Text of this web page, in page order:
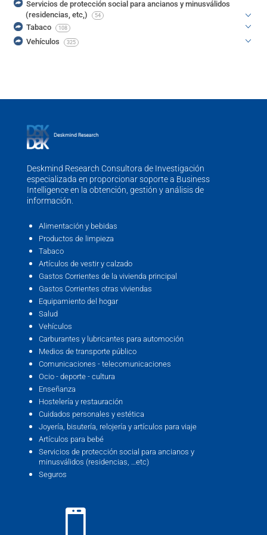
Servicios de protección social para ancianos y minusválidos
(residencias, etc,)
54
Tabaco 108
Vehículos 325
Deskmind Research Consultora de Investigación
especializada en proporcionar soporte a Business
Intelligence en la obtención, gestión y análisis de
información.
Alimentación y bebidas
Productos de limpieza
Tabaco
Artículos de vestir y calzado
Gastos Corrientes de la vivienda principal
Gastos Corrientes otras viviendas
Equipamiento del hogar
Salud
Vehículos
Carburantes y lubricantes para automoción
Medios de transporte público
Comunicaciones - telecomunicaciones
Ocio - deporte - cultura
Enseñanza
Hostelería y restauración
Cuidados personales y estética
Joyería, bisutería, relojería y artículos para viaje
Artículos para bebé
Servicios de protección social para ancianos y
minusválidos (residencias, …etc)
Seguros